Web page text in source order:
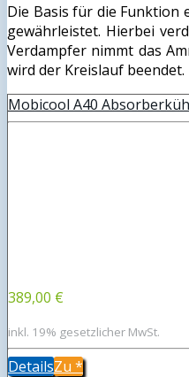
Die Basis für die Funktion
gewährleistet. Hierbei
Verdampfer nimmt das
wird der Kreislauf beendet.
Mobicool A40
389,00 €
inkl. 19% gesetzlicher MwSt.
DetailsZu *